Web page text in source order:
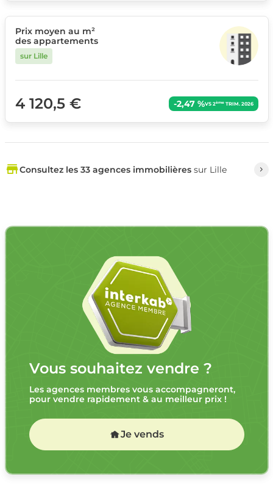
Prix moyen au m²
des appartements
sur Lille
4 120,5 € -2,47 %VS 2èmeTRIM. 2026
Consultez les 33 agences immobilièressur Lille
Vous souhaitez vendre ?
Les agences membres vous accompagneront,
pour vendre rapidement & au meilleur prix !
Je vends